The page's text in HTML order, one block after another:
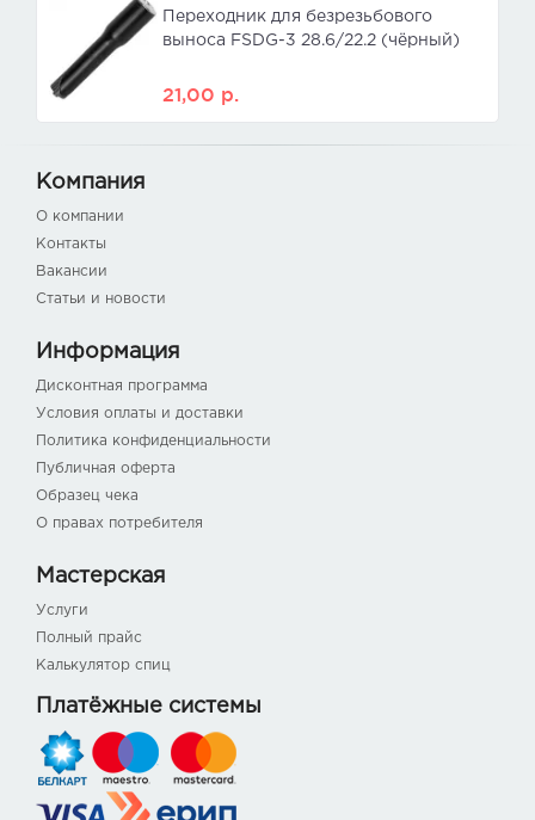
Переходник для безрезьбового
выноса FSDG-3 28.6/22.2 (чёрный)
21,00 р.
Компания
О компании
Контакты
Вакансии
Статьи и новости
Информация
Дисконтная программа
Условия оплаты и доставки
Политика конфиденциальности
Публичная оферта
Образец чека
О правах потребителя
Мастерская
Услуги
Полный прайс
Калькулятор спиц
Платёжные системы